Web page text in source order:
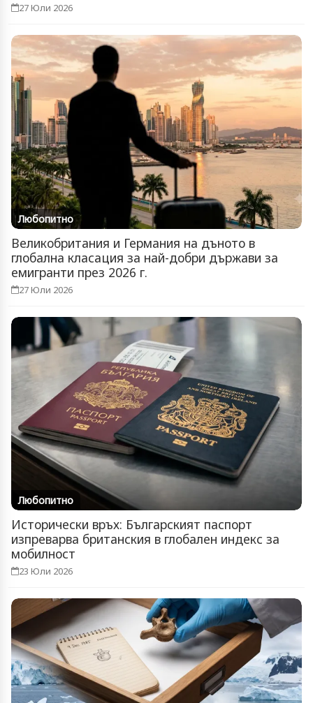
27 Юли 2026
Любопитно
Великобритания и Германия на дъното в
глобална класация за най-добри държави за
емигранти през 2026 г.
27 Юли 2026
Любопитно
Исторически връх: Българският паспорт
изпреварва британския в глобален индекс за
мобилност
23 Юли 2026